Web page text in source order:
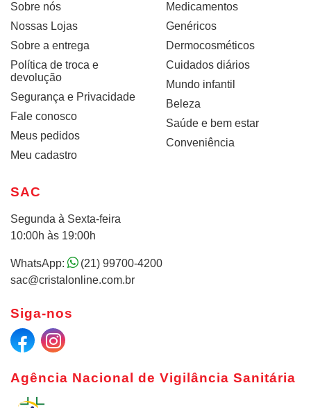
Sobre nós
Nossas Lojas
Sobre a entrega
Política de troca e
devolução
Segurança e Privacidade
Fale conosco
Meus pedidos
Meu cadastro
Medicamentos
Genéricos
Dermocosméticos
Cuidados diários
Mundo infantil
Beleza
Saúde e bem estar
Conveniência
Agência Nacional de Vigilância Sanitária
SAC
Segunda à Sexta-feira
10:00h às 19:00h
WhatsApp:
(21) 99700-4200
sac@cristalonline.com.br
Siga-nos